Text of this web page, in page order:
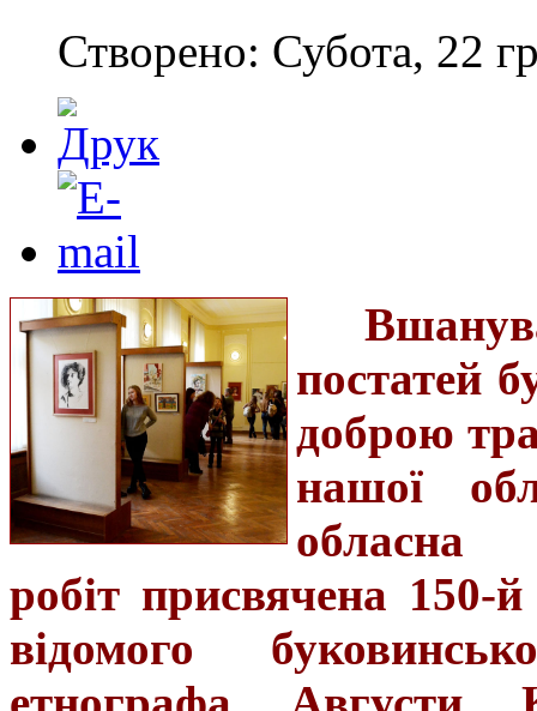
Створено: Субота, 22
постатей
доброю
нашої
обласна
робіт присвячена 150-
відомого